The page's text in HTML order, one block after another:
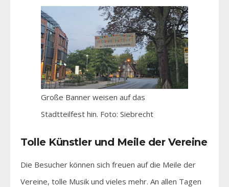
Große Banner weisen auf das
Stadtteilfest hin. Foto: Siebrecht
Tolle Künstler und Meile der Vereine
Die Besucher können sich freuen auf die Meile der
Vereine, tolle Musik und vieles mehr. An allen Tagen